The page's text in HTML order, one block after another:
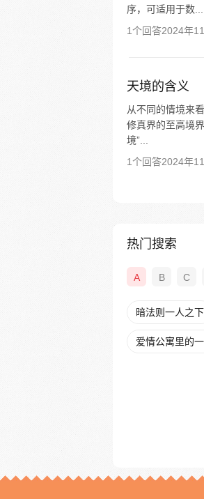
序，可适用于数...
1个回答2024年
天境的含义
从不同的情境来
修真界的至高境
境”...
1个回答2024年
热门搜索
A B C
暗法则一人之下
爱情公寓里的